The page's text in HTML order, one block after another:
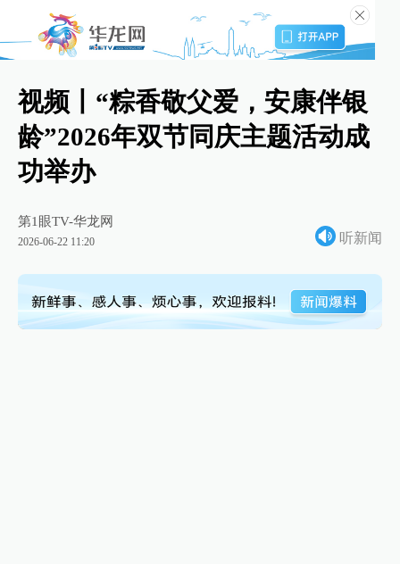
视频丨“粽香敬父爱，安康伴银
龄”2026年双节同庆主题活动成
功举办
第1眼TV-华龙网
2026-06-22 11:20 听新闻